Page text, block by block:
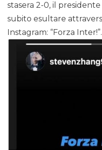
stasera 2-0, il
subito esultare
Instagram: “Forza Inter!”.